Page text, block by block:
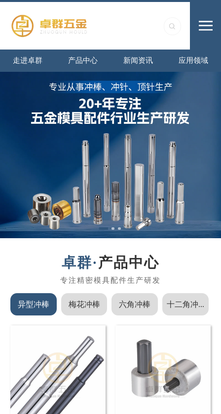
走进卓群 产品中心 新闻资讯 应用领域
产品中心
异型冲棒 梅花冲棒 六角冲棒 十二角冲...